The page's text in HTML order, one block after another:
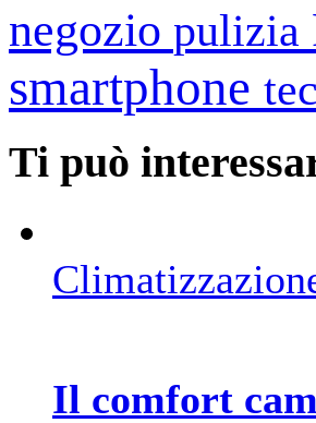
negozio pulizia
smartphone
Ti può
Il comfort